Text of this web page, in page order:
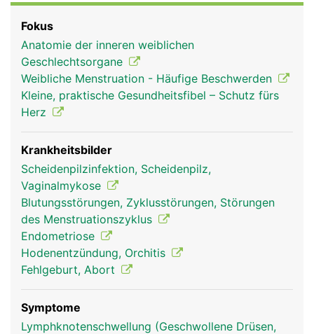
Rubriken
den inneren Geschlechtsorganen zählen beim
Mann die Hoden, Nebenhoden, Samenblasen,
Samenleiter und Prostata und bei der Frau die
Scheide (Vagina), Gebärmutter, Eileiter und
Eierstöcke. Auch die weiblichen Brüste zählen zu
den Geschlechtsorganen. Die Geschlechtsorgane
dienen vor allem zur Fortpflanzung und
Hormonproduktion sowie zur Befriedigung der
sexuellen Lust. Beim Mann dient der Penis auch
zur Ausscheidung von Urin.
Fokus
Anatomie der inneren weiblichen
Geschlechtsorgane
Weibliche Menstruation - Häufige Beschwerden
Kleine, praktische Gesundheitsfibel – Schutz fürs
Herz
Krankheitsbilder
Scheidenpilzinfektion, Scheidenpilz,
Vaginalmykose
Blutungsstörungen, Zyklusstörungen, Störungen
des Menstruationszyklus
Endometriose
Hodenentzündung, Orchitis
Fehlgeburt, Abort
Symptome
Lymphknotenschwellung (Geschwollene Drüsen,